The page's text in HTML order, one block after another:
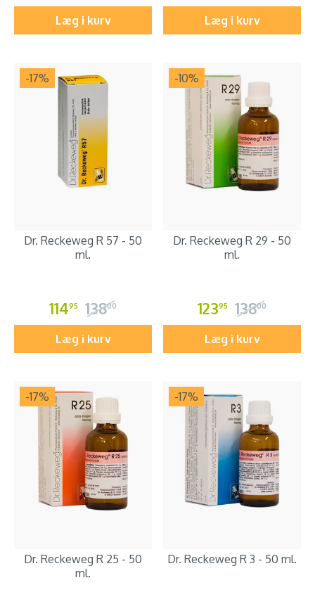
Læg i kurv Læg i kurv
-17%
Dr. Reckeweg R 57 - 50
ml.
11495 13800
Læg i kurv
-10%
Dr. Reckeweg R 29 - 50
ml.
12395 13800
Læg i kurv
-17%
Dr. Reckeweg R 25 - 50
ml.
-17%
Dr. Reckeweg R 3 - 50 ml.